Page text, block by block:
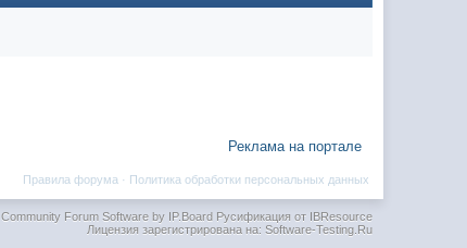
Реклама на портале
Политика обработки персональных данных
Правила форума ·
Community Forum Software by IP.BoardРусификация от IBResource
Лицензия зарегистрирована на: Software-Testing.Ru